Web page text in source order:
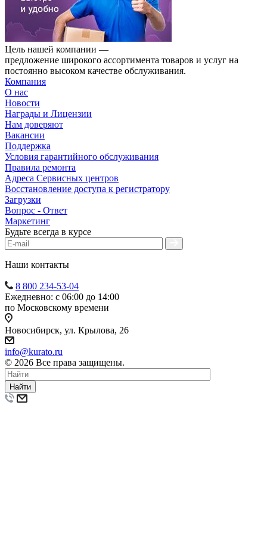
Цель нашей компании —
предложение широкого ассортимента товаров и услуг на
постоянно высоком качестве обслуживания.
Компания
О нас
Новости
Награды и Лицензии
Нам доверяют
Вакансии
Поддержка
Условия гарантийного обслуживания
Правила ремонта
Адреса Сервисных центров
Восстановление доступа к регистратору
Загрузки
Вопрос - Ответ
Маркетинг
Будьте всегда в курсе
Наши контакты
8 800 234-53-04
Ежедневно: с 06:00 до 14:00
по Московскому времени
Новосибирск, ул. Крылова, 26
info@kurato.ru
© 2026 Все права защищены.
Найти